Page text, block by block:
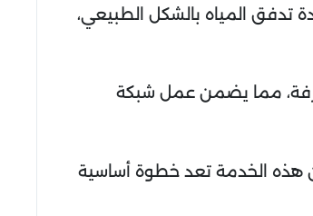
تدفق المياه بالشكل الطبيعي،
مما يضمن عمل شبكة
هذه الخدمة تعد خطوة أساسية